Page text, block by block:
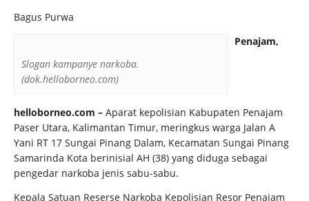
Bagus Purwa
Slogan kampanye narkoba.
(dok.helloborneo.com)
Penajam,
helloborneo.com – Aparat kepolisian Kabupaten Penajam
Paser Utara, Kalimantan Timur, meringkus warga Jalan A
Yani RT 17 Sungai Pinang Dalam, Kecamatan Sungai Pinang
Samarinda Kota berinisial AH (38) yang diduga sebagai
pengedar narkoba jenis sabu-sabu.
Kepala Satuan Reserse Narkoba Kepolisian Resor Penajam